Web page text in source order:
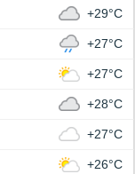
+29°C
+27°C
+27°C
+28°C
+27°C
+26°C